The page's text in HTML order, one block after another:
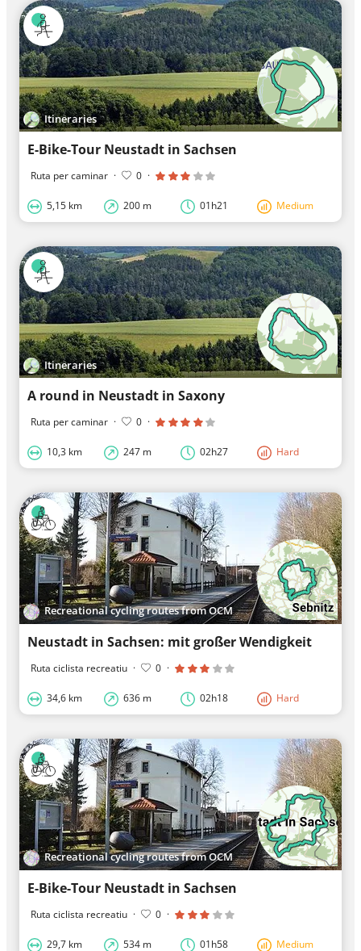
Itineraries
E-Bike-Tour Neustadt in Sachsen
Ruta per caminar · 0 ·
5,15 km 200 m 01h21 Medium
Itineraries
A round in Neustadt in Saxony
Ruta per caminar · 0 ·
10,3 km 247 m 02h27 Hard
Recreational cycling routes from OCM
Neustadt in Sachsen: mit großer Wendigkeit
Ruta ciclista recreatiu · 0 ·
34,6 km 636 m 02h18 Hard
Recreational cycling routes from OCM
E-Bike-Tour Neustadt in Sachsen
Ruta ciclista recreatiu · 0 ·
29,7 km 534 m 01h58 Medium